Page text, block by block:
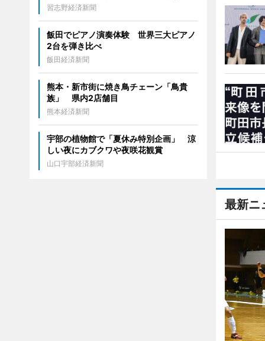
最新ニ
習志野経済新聞
飯田でピアノ演奏体験 世界三大ピアノ
2台を弾き比べ
飯田経済新聞
熊本・新市街に焼き鳥チェーン「鳥貴
族」 県内2店舗目
熊本経済新聞
宇部の植物館で「夏休み特別企画」 涼
しい夜にカブクワや夜咲花観賞
山口宇部経済新聞